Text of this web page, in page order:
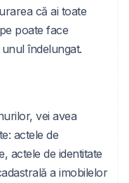
că ai toate
poate face
îndelungat.
vei avea
actele de
actele de identitate
a imobilelor